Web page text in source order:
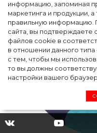
информацию, запоминая
маркетинга и продукции,
правильную информацию.
сайта, вы подтверждаете
файлов cookie в
в отношении данного
с тем, чтобы мы
то вы должны
настройки вашего